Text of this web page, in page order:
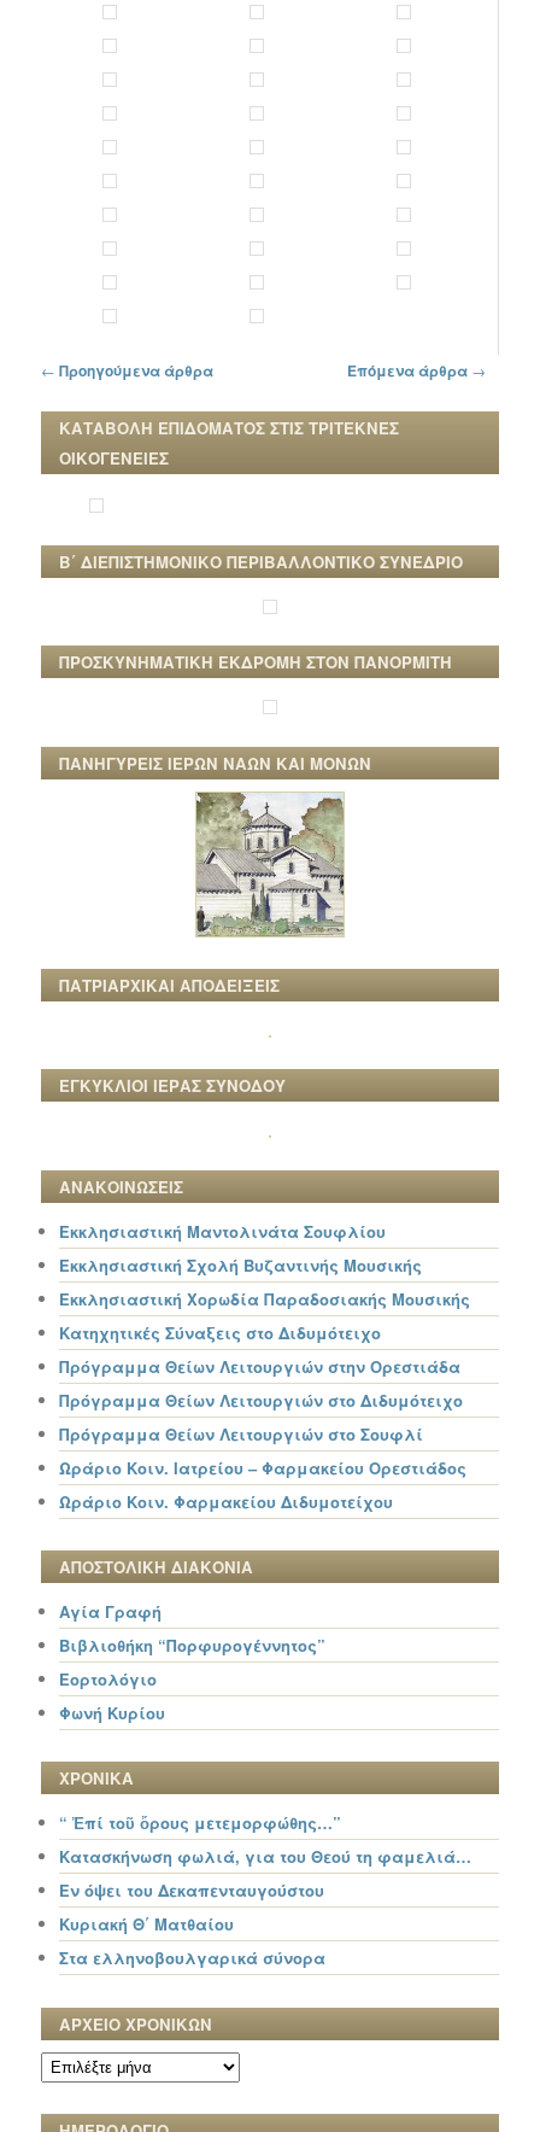
Πλοήγηση στα άρθρα
← Προηγούμενα άρθρα Επόμενα άρθρα →
ΚΑΤΑΒΟΛΗ ΕΠΙΔΟΜΑΤΟΣ ΣΤΙΣ ΤΡΙΤΕΚΝΕΣ
ΟΙΚΟΓΕΝΕΙΕΣ
Β΄ ΔΙΕΠΙΣΤΗΜΟΝΙΚΟ ΠΕΡΙΒΑΛΛΟΝΤΙΚΟ ΣΥΝΕΔΡΙΟ
ΠΡΟΣΚΥΝΗΜΑΤΙΚΗ ΕΚΔΡΟΜΗ ΣΤΟΝ ΠΑΝΟΡΜΙΤΗ
ΠΑΝΗΓΥΡΕΙΣ ΙΕΡΩΝ ΝΑΩΝ ΚΑΙ ΜΟΝΩΝ
ΠΑΤΡΙΑΡΧΙΚΑΙ ΑΠΟΔΕΙΞΕΙΣ
ΕΓΚΥΚΛΙΟΙ ΙΕΡΑΣ ΣΥΝΟΔΟΥ
ΑΝΑΚΟΙΝΩΣΕΙΣ
Εκκλησιαστική Μαντολινάτα Σουφλίου
Εκκλησιαστική Σχολή Βυζαντινής Μουσικής
Εκκλησιαστική Χορωδία Παραδοσιακής Μουσικής
Κατηχητικές Σύναξεις στο Διδυμότειχο
Πρόγραμμα Θείων Λειτουργιών στην Ορεστιάδα
Πρόγραμμα Θείων Λειτουργιών στο Διδυμότειχο
Πρόγραμμα Θείων Λειτουργιών στο Σουφλί
Ωράριο Κοιν. Ιατρείου – Φαρμακείου Ορεστιάδος
Ωράριο Κοιν. Φαρμακείου Διδυμοτείχου
ΑΠΟΣΤΟΛΙΚΗ ΔΙΑΚΟΝΙΑ
Αγία Γραφή
Βιβλιοθήκη “Πορφυρογέννητος”
Εορτολόγιο
Φωνή Κυρίου
ΧΡΟΝΙΚΑ
“ Ἐπί τοῦ ὄρους μετεμορφώθης…”
Κατασκήνωση φωλιά, για του Θεού τη φαμελιά…
Εν όψει του Δεκαπενταυγούστου
Κυριακή Θ΄ Ματθαίου
Στα ελληνοβουλγαρικά σύνορα
ΑΡΧΕΙΟ ΧΡΟΝΙΚΩΝ
ΑΡΧΕΙΟ
ΧΡΟΝΙΚΩΝ